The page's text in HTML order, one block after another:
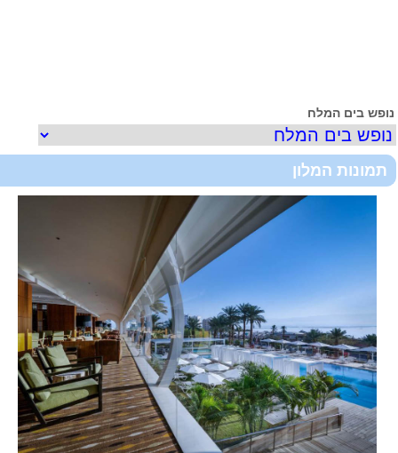
בים המלח
תמונות המלון